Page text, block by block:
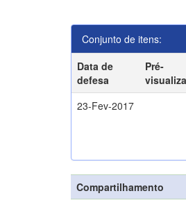
Conjunto de itens:
Data de
defesa
Pré-
23-Fev-2017
Compartilhamento